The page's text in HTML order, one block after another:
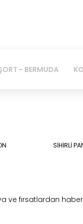
- BERMUDA
SİHİRLİ
ve fırsatlardan